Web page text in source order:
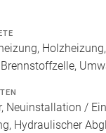
Neuinstallation /
Hydraulischer